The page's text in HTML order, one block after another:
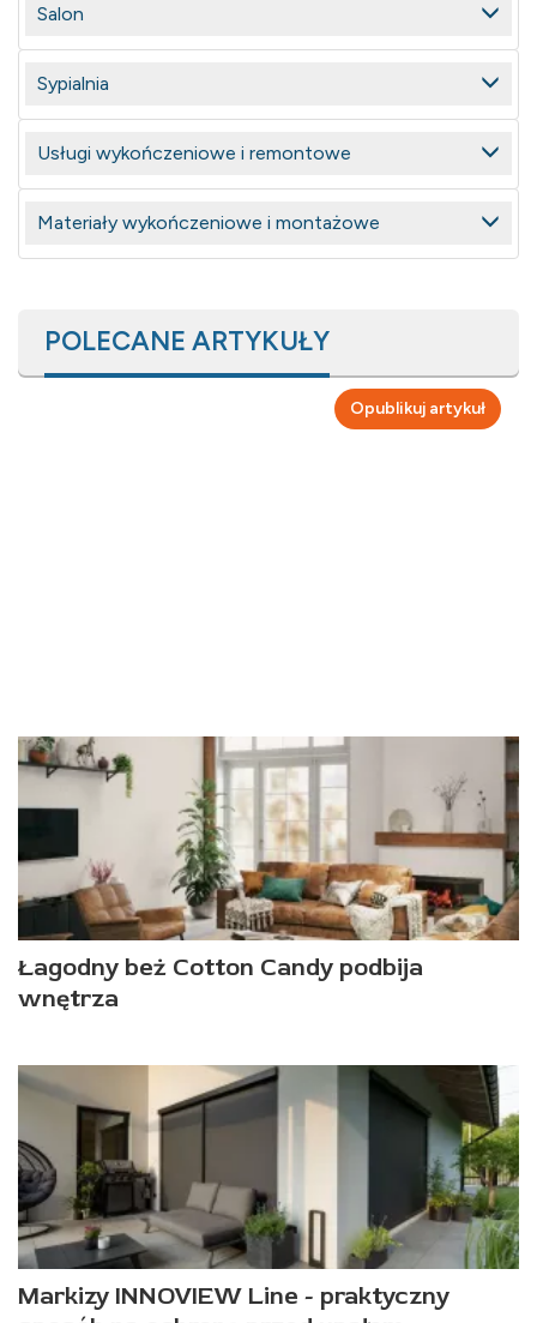
Salon
Sypialnia
Usługi wykończeniowe i remontowe
Materiały wykończeniowe i montażowe
POLECANE ARTYKUŁY
Opublikuj artykuł
Łagodny beż Cotton Candy podbija
wnętrza
Markizy INNOVIEW Line - praktyczny